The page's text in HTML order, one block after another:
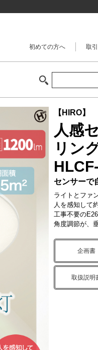
初めての方へ
取
【HIRO】
人感
リン
センサーで
ライトとファ
人を感知して
工事不要の
角度調節が、
企画書
取扱説明